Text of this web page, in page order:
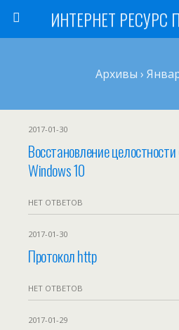
ИНТЕРНЕТ РЕСУРС
Архивы ›
2017-01-30
Восстановление
Windows 10
НЕТ ОТВЕТОВ
2017-01-30
Протокол http
НЕТ ОТВЕТОВ
2017-01-29